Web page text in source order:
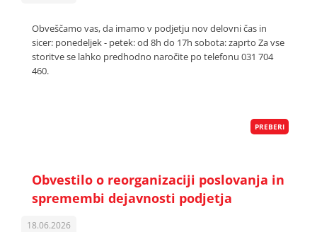
Obveščamo vas, da imamo v podjetju nov delovni čas in
sicer: ponedeljek - petek: od 8h do 17h sobota: zaprto Za vse
storitve se lahko predhodno naročite po telefonu 031 704
460.
PREBERI
18.06.2026
Obvestilo o reorganizaciji poslovanja in
spremembi dejavnosti podjetja